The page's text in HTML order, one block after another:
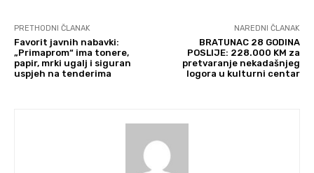
PRETHODNI ČLANAK
Favorit javnih nabavki:
„Primaprom“ ima tonere,
papir, mrki ugalj i siguran
uspjeh na tenderima
NAREDNI ČLANAK
BRATUNAC 28 GODINA
POSLIJE: 228.000 KM za
pretvaranje nekadašnjeg
logora u kulturni centar